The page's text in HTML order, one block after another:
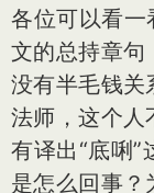
各位可以看一
文的总持章句
没有半毛钱关
法师，这个人
有译出“底唎
是怎么回事？